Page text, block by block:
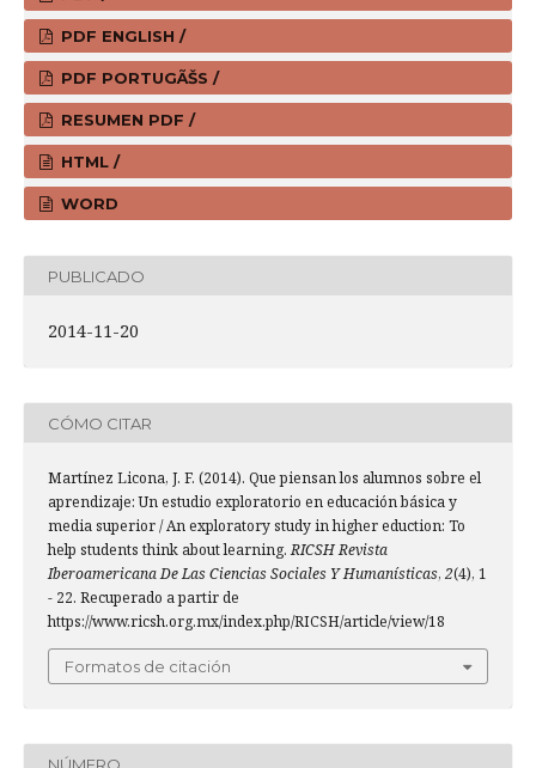
PDF ENGLISH /
PDF PORTUGÃŠS /
RESUMEN PDF /
HTML /
WORD
PUBLICADO
2014-11-20
CÓMO CITAR
Martínez Licona, J. F. (2014). Que piensan los alumnos sobre el
aprendizaje: Un estudio exploratorio en educación básica y
media superior / An exploratory study in higher eduction: To
help students think about learning.RICSH Revista
Iberoamericana De Las Ciencias Sociales Y Humanísticas, 2(4), 1
- 22. Recuperado a partir de
https://www.ricsh.org.mx/index.php/RICSH/article/view/18
Formatos de citación